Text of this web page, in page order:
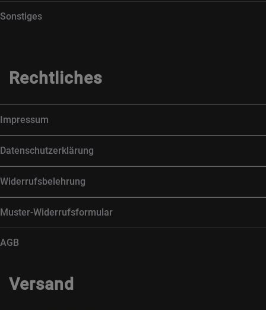
Sonstiges
Rechtliches
Impressum
Datenschutzerklärung
Widerrufsbelehrung
Muster-Widerrufsformular
AGB
Versand